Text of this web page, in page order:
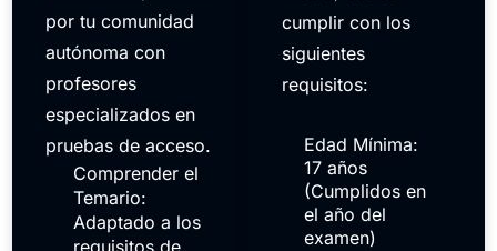
por tu comunidad
autónoma con
profesores
especializados en
pruebas de acceso.
Comprender el
Temario:
Adaptado a los
cumplir con los
siguientes
requisitos:
Edad Mínima:
17 años
(Cumplidos en
el año del
examen)